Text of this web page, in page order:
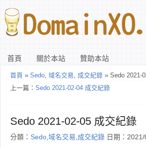
首頁 關於本站 贊助本站
首頁 » Sedo, 域名交易, 成交紀錄 » Sedo 2021-
上一篇： Sedo 2021-02-04 成交紀錄
Sedo 2021-02-05 成交紀錄
分類： Sedo,域名交易,成交紀錄 日期：